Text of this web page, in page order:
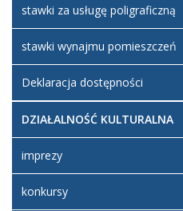
stawki za usługę poligraficzną
stawki wynajmu pomieszczeń
Deklaracja dostępności
DZIAŁALNOŚĆ KULTURALNA
imprezy
konkursy